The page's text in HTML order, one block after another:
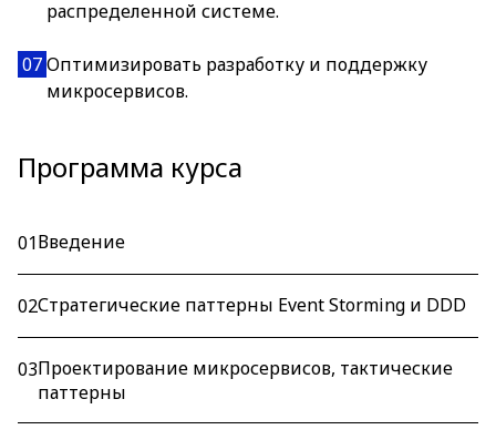
распределенной системе.
07Оптимизировать разработку и поддержку
микросервисов.
Программа курса
01Введение
02Стратегические паттерны Event Storming и DDD
03Проектирование микросервисов, тактические
паттерны